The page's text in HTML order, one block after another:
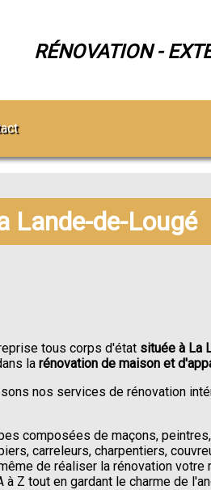
RÉNOVATION -
Lande-de-Lougé
tous corps d'état située à La
la rénovation de maison et
nos services de rénovation
composées de maçons,
carreleurs, charpentiers,
de réaliser la rénovation votre
à Z tout en gardant le charme de